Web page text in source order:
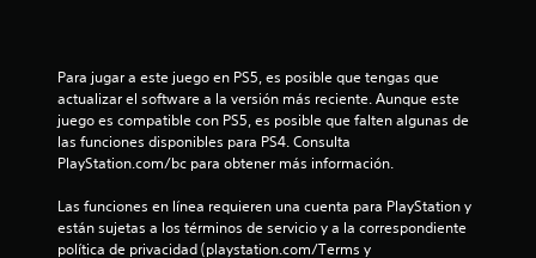
s
t
e
Para jugar a este juego en PS5, es posible que tengas que
actualizar el software a la versión más reciente. Aunque este
juego es compatible con PS5, es posible que falten algunas de
las funciones disponibles para PS4. Consulta
PlayStation.com/bc para obtener más información.
Las funciones en línea requieren una cuenta para PlayStation y
están sujetas a los términos de servicio y a la correspondiente
política de privacidad (playstation.com/Terms y